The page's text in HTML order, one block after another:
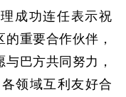
成功连任表示祝
重要合作伙伴，
巴方共同努力，
领域互利友好合